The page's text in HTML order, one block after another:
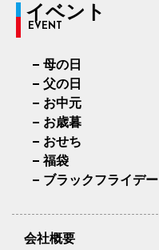
イベント
EVENT
母の日
父の日
お中元
お歳暮
おせち
福袋
ブラックフライデー
会社概要